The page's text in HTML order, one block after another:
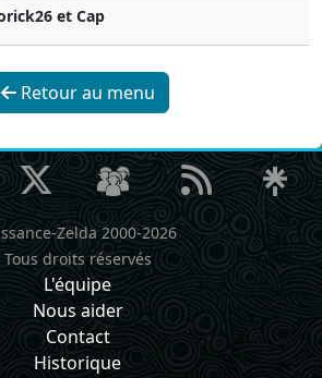
et Cap
Retour au menu
Zelda 2000-2026
Tous droits réservés
L'équipe
Nous aider
Contact
Historique